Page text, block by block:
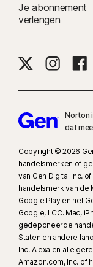
Je abonnement
verlengen
Norton
dat
Copyright © 2026
handelsmerken of
van Gen Digital Inc.
handelsmerk van de
Google Play en het
Google, LCC. Mac,
gedeponeerde
Staten en andere
Inc. Alexa en alle
Amazon.com, Inc. of